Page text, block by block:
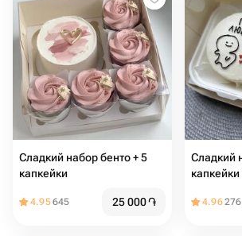
Сладкий набор бенто + 5
капкейки
4.95645 25 000֏
Сладкий набор бенто +
капкейки
4.96276